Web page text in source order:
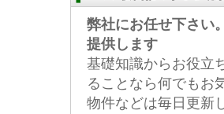
弊社にお任せ下さい
提供します
基礎知識からお役立
ることなら何でもお
物件などは毎日更新